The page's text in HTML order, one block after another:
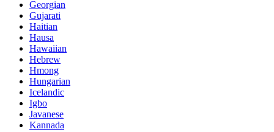
Georgian
Gujarati
Haitian
Hausa
Hawaiian
Hebrew
Hmong
Hungarian
Icelandic
Igbo
Javanese
Kannada